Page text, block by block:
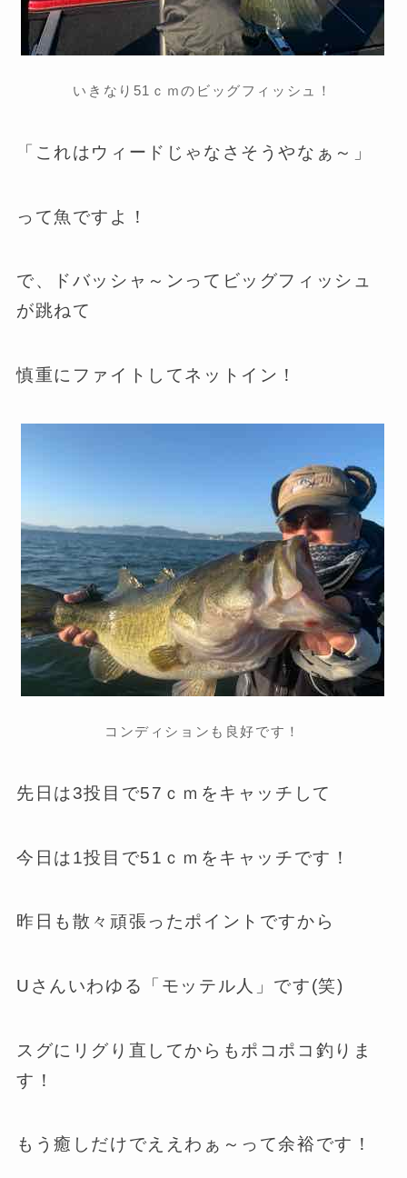
いきなり51ｃｍのビッグフィッシュ！
「これはウィードじゃなさそうやなぁ～」
って魚ですよ！
で、ドバッシャ～ンってビッグフィッシュ
が跳ねて
慎重にファイトしてネットイン！
コンディションも良好です！
先日は3投目で57ｃｍをキャッチして
今日は1投目で51ｃｍをキャッチです！
昨日も散々頑張ったポイントですから
Uさんいわゆる「モッテル人」です(笑)
スグにリグり直してからもポコポコ釣りま
す！
もう癒しだけでええわぁ～って余裕です！